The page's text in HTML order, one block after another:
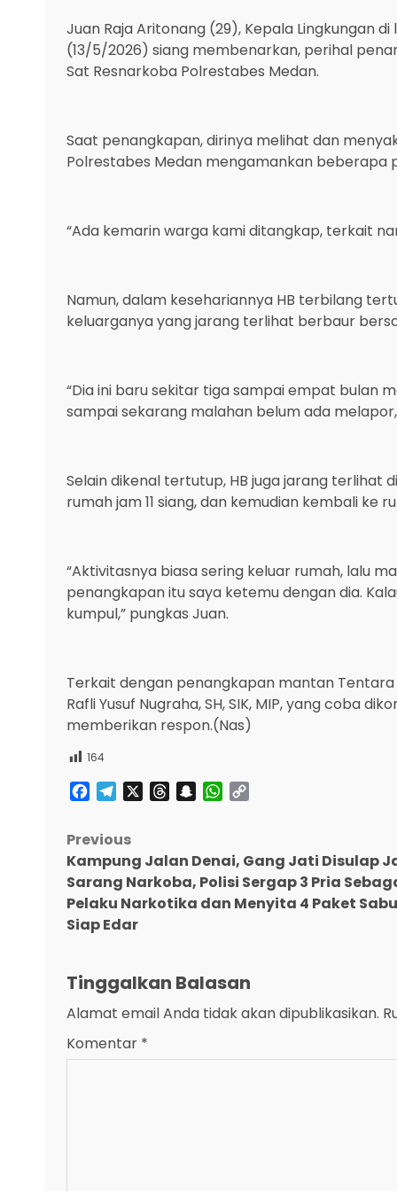
Juan Raja Aritonang (29), Kepala Lingkungan
(13/5/2026) siang membenarkan, perihal
Sat Resnarkoba Polrestabes Medan.
Saat penangkapan, dirinya melihat dan
Polrestabes Medan mengamankan beberapa
“Ada kemarin warga kami ditangkap, terkait
Namun, dalam kesehariannya HB terbilang
keluarganya yang jarang terlihat berbaur
“Dia ini baru sekitar tiga sampai empat bulan
sampai sekarang malahan belum ada
Selain dikenal tertutup, HB juga jarang terlihat
rumah jam 11 siang, dan kemudian kembali ke
“Aktivitasnya biasa sering keluar rumah, lalu
penangkapan itu saya ketemu dengan dia.
kumpul,” pungkas Juan.
Terkait dengan penangkapan mantan Tentara
Rafli Yusuf Nugraha, SH, SIK, MIP, yang coba
memberikan respon.(Nas)
164
Facebook
TelegramThreadsSnapchatWhatsApp
Post
navigation
Previous
Kampung Jalan Denai, Gang Jati Disulap
Sarang Narkoba, Polisi Sergap 3 Pria
Pelaku Narkotika dan Menyita 4 Paket Sabu
Siap Edar
Tinggalkan Balasan
Alamat email Anda tidak akan dipublikasikan.
Komentar *